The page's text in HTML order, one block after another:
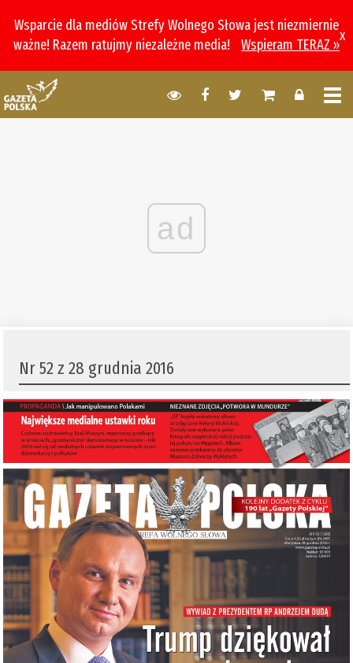
Wsparcie dla mediów Strefy Wolnego Słowa jest niezmiernie
ważne! Razem ratujmy niezależne media!
Wspieram TERAZ »
x
ad
Nr 52 z 28 grudnia 2016